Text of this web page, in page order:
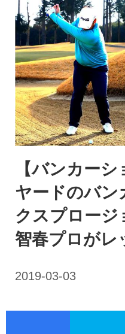
【バンカー
ヤードのバン
クスプロージ
智春プロがレ